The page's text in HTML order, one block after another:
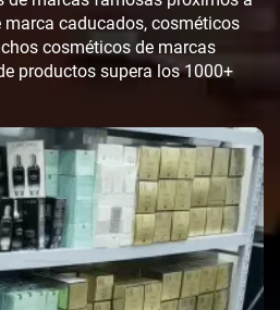
marca caducados, cosméticos
cosméticos de marcas
productos supera los 1000+